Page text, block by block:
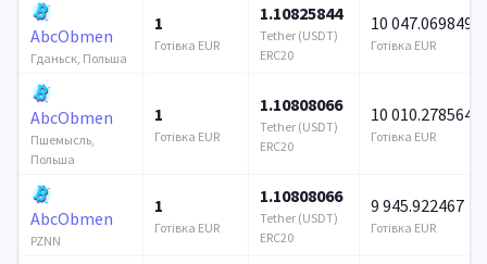
AbcObmen
Гданьск, Польша
1
Готівка EUR
1.10825844
Tether (USDT)
ERC20
10 047.069849
Готівка EUR
AbcObmen
Пшемысль,
Польша
1
Готівка EUR
1.10808066
Tether (USDT)
ERC20
10 010.278564
Готівка EUR
AbcObmen
PZNN
1
Готівка EUR
1.10808066
Tether (USDT)
ERC20
9 945.922467
Готівка EUR